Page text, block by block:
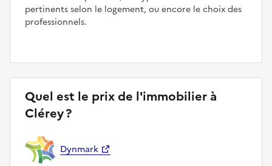
pertinents selon le logement, ou encore le choix des
professionnels.
Quel est le prix de l'immobilier à
Clérey ?
Dynmark